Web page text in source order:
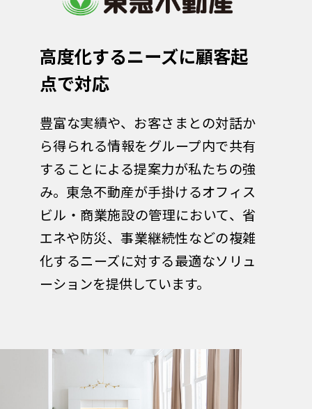
高度化するニーズに顧客起
点で対応
豊富な実績や、お客さまとの対話か
ら得られる情報をグループ内で共有
することによる提案力が私たちの強
み。東急不動産が手掛けるオフィス
ビル・商業施設の管理において、省
エネや防災、事業継続性などの複雑
化するニーズに対する最適なソリュ
ーションを提供しています。